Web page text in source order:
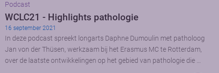
Podcast
WCLC21 - Highlights pathologie
16 september 2021
In deze podcast spreekt longarts Daphne Dumoulin met patholoog
Jan von der Thüsen, werkzaam bij het Erasmus MC te Rotterdam,
over de laatste ontwikkelingen op het gebied van pathologie die …